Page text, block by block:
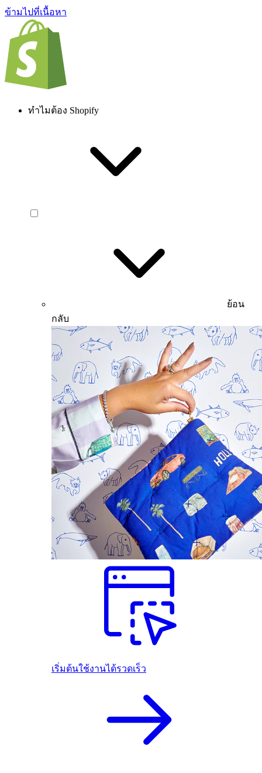
ข้ามไปที่เนื้อหา
ทำไมต้อง Shopify
ย้อน
กลับ
เริ่มต้นใช้งานได้รวดเร็ว